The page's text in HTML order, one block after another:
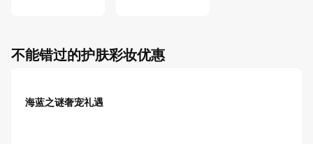
不能错过的护肤彩妆优惠
海蓝之谜奢宠礼遇